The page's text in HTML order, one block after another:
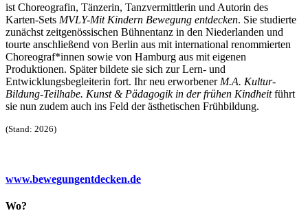
ist Choreografin, Tänzerin, Tanzvermittlerin und Autorin des
Karten-Sets MVLY-Mit Kindern Bewegung entdecken. Sie studierte
zunächst zeitgenössischen Bühnentanz in den Niederlanden und
tourte anschließend von Berlin aus mit international renommierten
Choreograf*innen sowie von Hamburg aus mit eigenen
Produktionen. Später bildete sie sich zur Lern- und
Entwicklungsbegleiterin fort. Ihr neu erworbener M.A. Kultur-
Bildung-Teilhabe. Kunst & Pädagogik in der frühen Kindheitführt
sie nun zudem auch ins Feld der ästhetischen Frühbildung.
(Stand: 2026)
www.bewegungentdecken.de
Wo?